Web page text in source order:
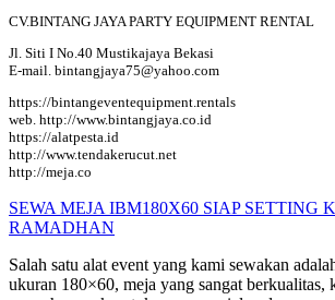
CV.BINTANG JAYA PARTY EQUIPMENT RENTAL
Jl. Siti I No.40 Mustikajaya Bekasi
E-mail. bintangjaya75@yahoo.com
https://bintangeventequipment.rentals
web. http://www.bintangjaya.co.id
https://alatpesta.id
http://www.tendakerucut.net
http://meja.co
SEWA MEJA IBM180X60 SIAP SETTING
RAMADHAN
Salah satu alat event yang kami sewakan
ukuran 180×60, meja yang sangat berkualitas,